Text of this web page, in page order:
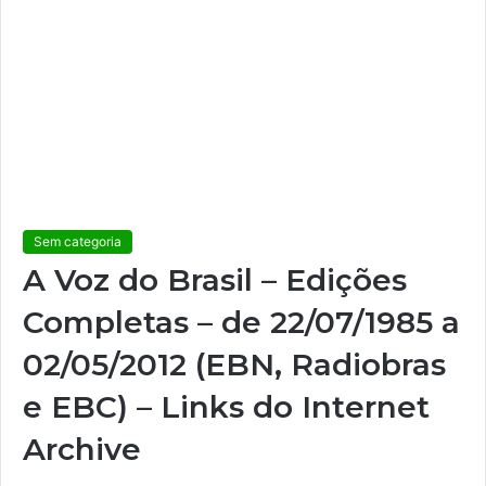
Sem categoria
A Voz do Brasil – Edições
Completas – de 22/07/1985 a
02/05/2012 (EBN, Radiobras
e EBC) – Links do Internet
Archive